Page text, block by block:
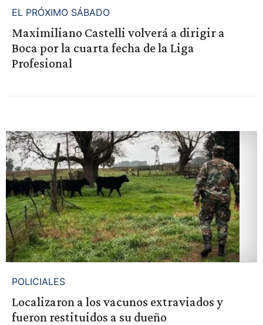
EL PRÓXIMO SÁBADO
Maximiliano Castelli volverá a dirigir a
Boca por la cuarta fecha de la Liga
Profesional
POLICIALES
Localizaron a los vacunos extraviados y
fueron restituidos a su dueño